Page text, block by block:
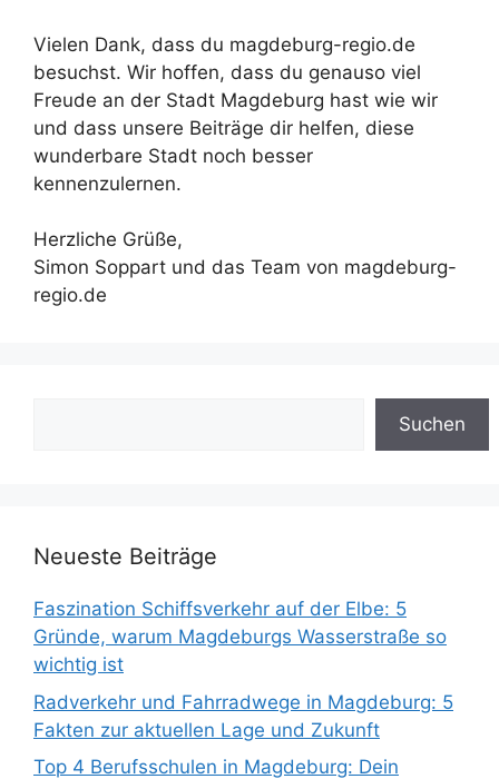
Vielen Dank, dass du magdeburg-regio.de
besuchst. Wir hoffen, dass du genauso viel
Freude an der Stadt Magdeburg hast wie wir
und dass unsere Beiträge dir helfen, diese
wunderbare Stadt noch besser
kennenzulernen.
Herzliche Grüße,
Simon Soppart und das Team von magdeburg-
regio.de
Suchen
Neueste Beiträge
Faszination Schiffsverkehr auf der Elbe: 5
Gründe, warum Magdeburgs Wasserstraße so
wichtig ist
Radverkehr und Fahrradwege in Magdeburg: 5
Fakten zur aktuellen Lage und Zukunft
Top 4 Berufsschulen in Magdeburg: Dein